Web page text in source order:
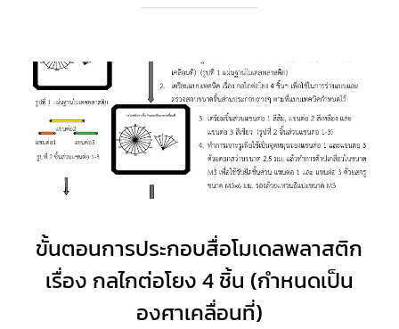
ขั้นตอนการประกอบสื่อโมเดลพลาสติก
เรื่อง กลไกต่อโยง 4 ชิ้น (กำหนดเป็น
องศาเคลื่อนที่)